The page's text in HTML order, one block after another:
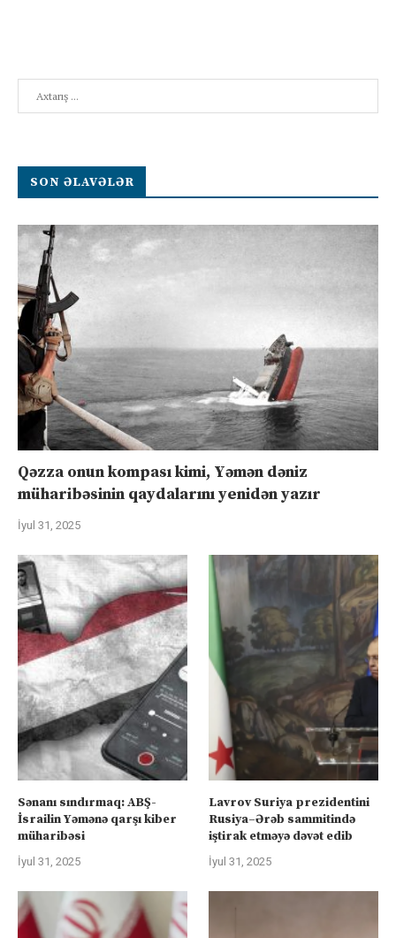
SON ƏLAVƏLƏR
Qəzza onun kompası kimi, Yəmən dəniz
müharibəsinin qaydalarını yenidən yazır
İyul 31, 2025
Sənanı sındırmaq: ABŞ-
İsrailin Yəmənə qarşı kiber
müharibəsi
İyul 31, 2025
Lavrov Suriya prezidentini
Rusiya–Ərəb sammitində
iştirak etməyə dəvət edib
İyul 31, 2025